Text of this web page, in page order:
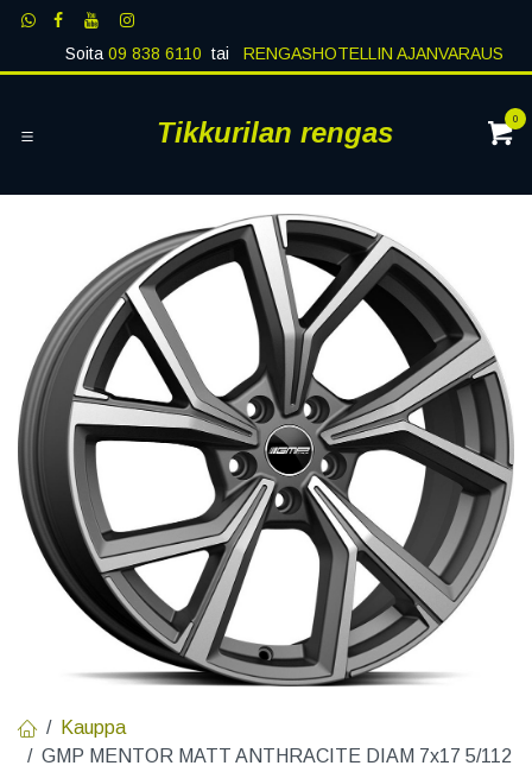
Siirry sisältöön
Soita09 838 6110 tai RENGASHOTELLIN AJANVARAUS
Tikkurilan rengas 0
Kauppa
GMP MENTOR MATT ANTHRACITE DIAM 7x17 5/112